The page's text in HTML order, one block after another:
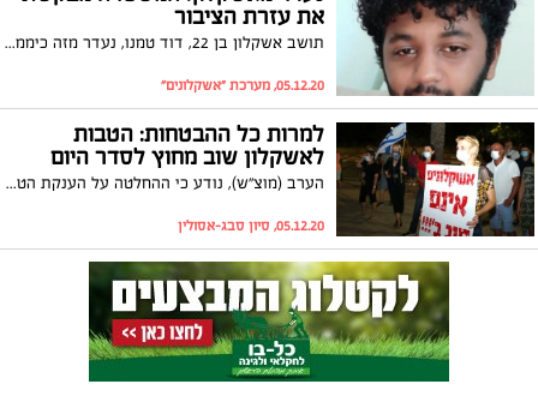
את עזרת הציבור
תושב אשקלון בן 22, דוד טמנו, נעדר מזה כיממה. המשטרה מבקשת את עזרת הציבור במציאתו
05.12.20, מערכת "אשקלונים"
למרות כל ההבטחות: הטבות
לאשקלון שוב מחוץ לסדר היום
הערב (מוצ"ש), נודע כי ההחלטה על הענקת הטבות לתושבי אשקלון, לא תעלה מחר לסדר היום בישיבת הממשלה. התושבים כבר שבעו מהחלטות שווא וראש העיר, תומר גלאם, שיגר מסר לראש הממשלה ולפוליטיקאים איתם נפגש רק השבוע
05.12.20, סיון סבג-אסולין